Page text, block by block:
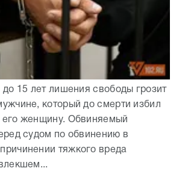
до 15 лет лишения свободы грозит
который до смерти избил
его женщину. Обвиняемый
судом по обвинению в
тяжкого вреда